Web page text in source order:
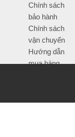
Chính sách
bảo hành
Chính sách
vận chuyển
Hướng dẫn
mua hàng